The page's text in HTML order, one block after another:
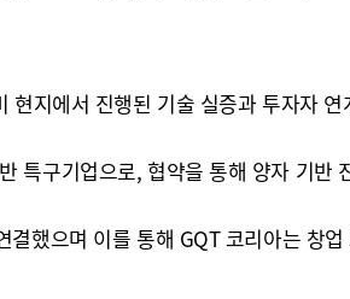
지에서 진행된 기술 실증과 투자자
특구기업으로, 협약을 통해 양자 기
했으며 이를 통해 GQT 코리아는 창